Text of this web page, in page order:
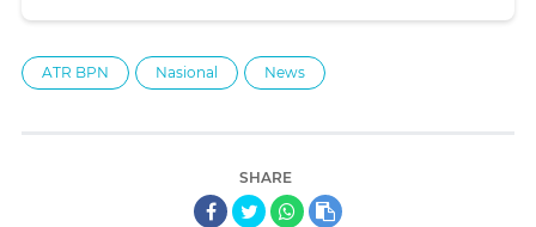
ATR BPN Nasional News
SHARE